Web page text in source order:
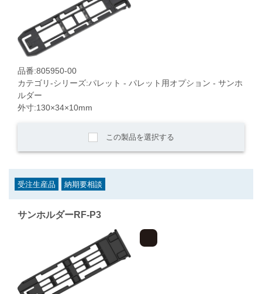
品番:805950-00
カテゴリ-シリーズ:パレット - パレット用オプション - サンホ
ルダー
外寸:130×34×10mm
この製品を選択する
受注生産品 納期要相談
サンホルダーRF-P3